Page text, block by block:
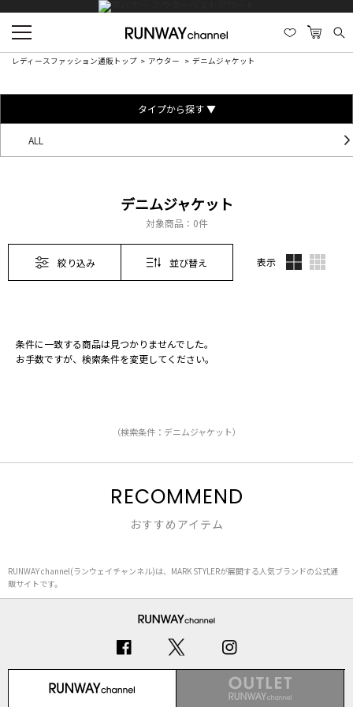
レディースファッション通販トップ アウター デニムジャケット
タイプから探す ▼
ALL
デニムジャケット
対象商品： 0件
絞り込み 並び替え 表示
条件に一致する商品は見つかりませんでした。
お手数ですが、検索条件を変更してください。
（検索条件：デニムジャケット）
RECOMMEND
おすすめアイテム
RUNWAY channel(ランウェイチャンネル)は、MARK STYLERが展開する人気ブランドの公式通
販サイトです。